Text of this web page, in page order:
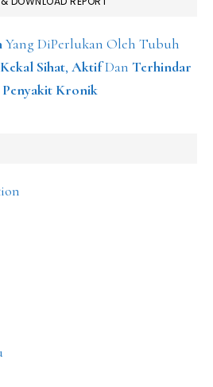
Yang DiPerlukan Oleh Tubuh
Kekal Sihat, AktifDan Terhindar
Kronik